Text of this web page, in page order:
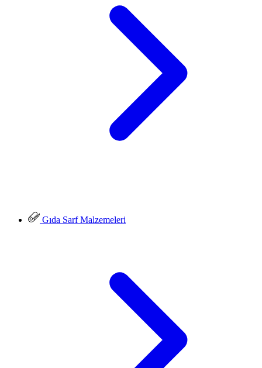
Gıda Sarf Malzemeleri